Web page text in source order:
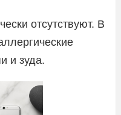
отсутствуют. В
и зуда.